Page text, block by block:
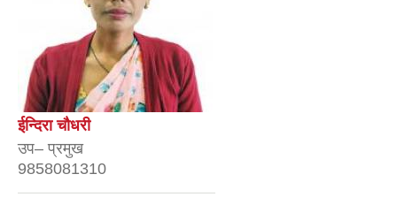
ईन्दिरा चौधरी
उप– प्रमुख
9858081310